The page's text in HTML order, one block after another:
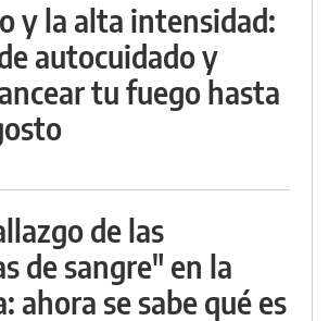
y la alta intensidad:
autocuidado y
tu fuego hasta
de las
de sangre" en la
ahora se sabe qué es